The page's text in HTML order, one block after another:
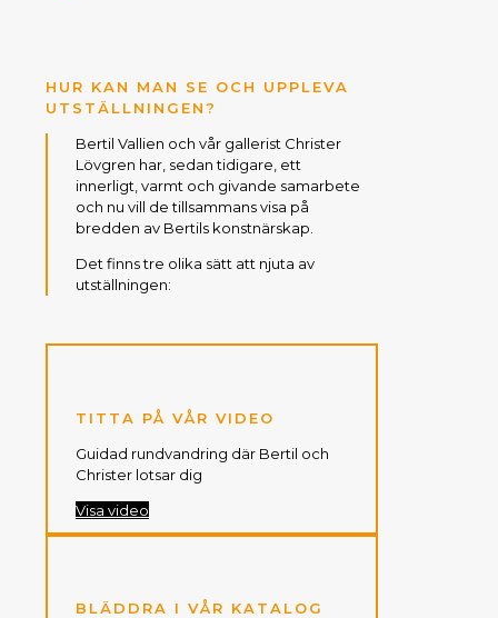
HUR KAN MAN SE OCH UPPLEVA
UTSTÄLLNINGEN?
Bertil Vallien och vår gallerist Christer
Lövgren har, sedan tidigare, ett
innerligt, varmt och givande samarbete
och nu vill de tillsammans visa på
bredden av Bertils konstnärskap.
Det finns tre olika sätt att njuta av
utställningen:
TITTA PÅ VÅR VIDEO
Guidad rundvandring där Bertil och
Christer lotsar dig
Visa video
BLÄDDRA I VÅR KATALOG